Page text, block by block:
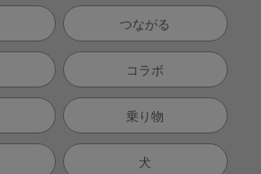
つながる
コラボ
乗り物
犬